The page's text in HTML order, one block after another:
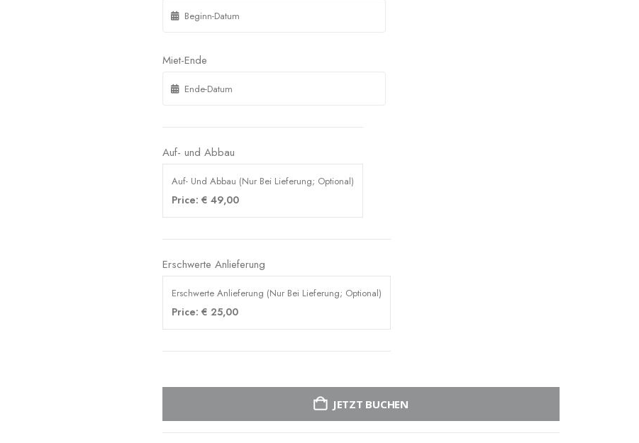
Miet-Ende
Auf- und Abbau
Auf- Und Abbau (Nur Bei Lieferung; Optional)
Price: € 49,00
Erschwerte Anlieferung
Erschwerte Anlieferung (Nur Bei Lieferung; Optional)
Price: € 25,00
JETZT BUCHEN